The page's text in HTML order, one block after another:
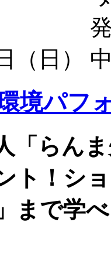
（日）
境パフ
「らん
ト！シ
まで学